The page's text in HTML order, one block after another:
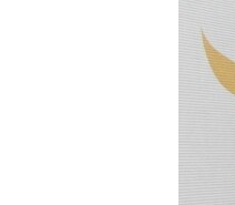
УКРАЇНСЬКА ПРОБЛЕМА КРИМУ